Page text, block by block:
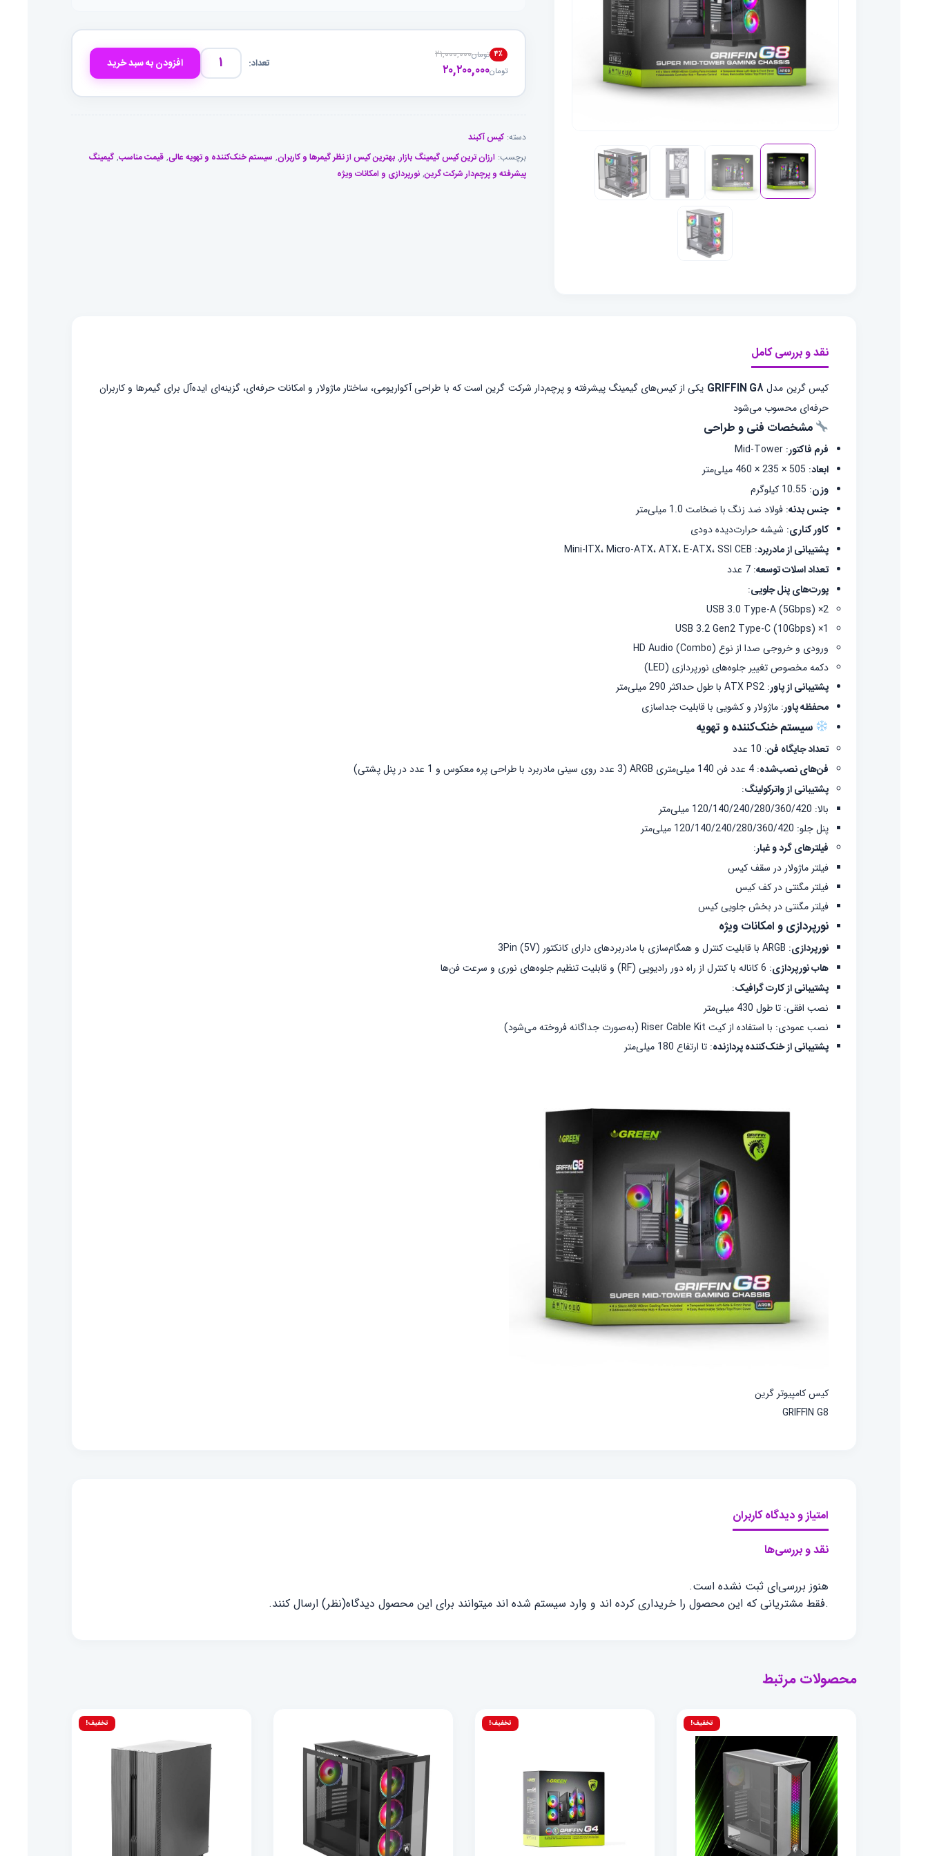
۴٪ تومان۲۱,۰۰۰,۰۰۰
قیمت
اصلی
بود.
تومان۲۰,۲۰۰,۰۰۰قیمت
فعلی
است.
کیس
عدد
افزودن به سبد خرید
دسته:کیس آکبند
برچسب:ارزان ترین کیس گیمینگ بازار,بهترین کیس از نظر گیمرها و کاربران, سیستم خنک‌کننده و تهویه عالی,قیمت مناسب,گیمینگ
پیشرفته و پرچم‌دار شرکت گرین,نورپردازی و امکانات ویژه
نقد و بررسی کامل
کیس گرین مدل GRIFFIN G8 یکی از کیس‌های گیمینگ پیشرفته و پرچم‌دار شرکت گرین است که با طراحی آکواریومی، ساختار ماژولار و امکانات حرفه‌ای، گزینه‌ای ایده‌آل برای گیمرها و کاربران
حرفه‌ای محسوب می‌شود
مشخصات فنی و طراحی
فرم فاکتور:
Mid-Tower
ابعاد: 505 × 235 × 460 میلی‌متر
وزن: 10.55 کیلوگرم
جنس بدنه:فولاد ضد زنگ با ضخامت 1.0 میلی‌متر
کاور کناری: شیشه حرارت‌دیده دودی
پشتیبانی از مادربرد: Mini-ITX، Micro-ATX، ATX، E-ATX، SSI CEB
تعداد اسلات توسعه:7 عدد
پورت‌های پنل جلویی:
2× USB 3.0 Type-A (5Gbps)
1× USB 3.2 Gen2 Type-C (10Gbps)
ورودی و خروجی صدا از نوع HD Audio (Combo)
دکمه مخصوص تغییر جلوه‌های نورپردازی (LED)
پشتیبانی از پاور:ATX PS2 با طول حداکثر 290 میلی‌متر
محفظه پاور:ماژولار و کشویی با قابلیت جداسازی
سیستم خنک‌کننده و تهویه
تعداد جایگاه فن: 10 عدد
فن‌های نصب‌شده:4 عدد فن 140 میلی‌متری ARGB (3 عدد روی سینی مادربرد با طراحی پره معکوس و 1 عدد در پنل پشتی)
پشتیبانی از واترکولینگ:
بالا: 120/140/240/280/360/420 میلی‌متر
پنل جلو: 120/140/240/280/360/420 میلی‌متر
فیلترهای گرد و غبار:
فیلتر ماژولار در سقف کیس
فیلتر مگنتی در کف کیس
فیلتر مگنتی در بخش جلویی کیس
نورپردازی و امکانات ویژه
نورپردازی: ARGB با قابلیت کنترل و همگام‌سازی با مادربردهای دارای کانکتور 3Pin (5V)
هاب نورپردازی: 6 کاناله با کنترل از راه دور رادیویی (RF) و قابلیت تنظیم جلوه‌های نوری و سرعت فن‌ها
پشتیبانی از کارت گرافیک:
نصب افقی: تا طول 430 میلی‌متر
نصب عمودی: با استفاده از کیت Riser Cable Kit (به‌صورت جداگانه فروخته می‌شود)
پشتیبانی از خنک‌کننده پردازنده:تا ارتفاع 180 میلی‌متر
کیس کامپیوتر گرین
GRIFFIN G8
امتیاز و دیدگاه کاربران
نقد و بررسی‌ها
هنوز بررسی‌ای ثبت نشده است.
.فقط مشتریانی که این محصول را خریداری کرده اند و وارد سیستم شده اند میتوانند برای این محصول دیدگاه(نظر) ارسال کنند.
محصولات مرتبط
تخفیف! تخفیف! تخفیف!